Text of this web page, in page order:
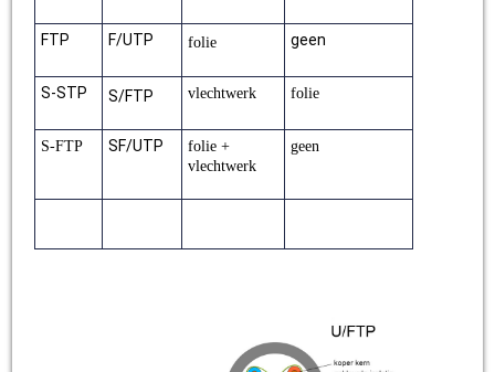
FTP F/UTP folie geen
S-STP S/FTP vlechtwerk folie
S-FTP SF/UTP
folie +
vlechtwerk
geen